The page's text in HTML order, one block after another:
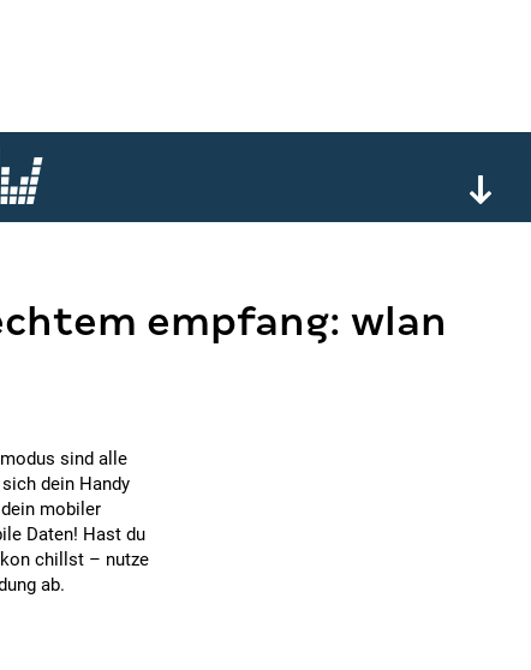
empfang: wlan
sind alle
dein Handy
mobiler
Daten! Hast du
chillst – nutze
ab.